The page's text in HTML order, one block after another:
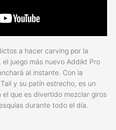
a hacer carving por la
juego más nuevo Addikt Pro
al instante. Con la
y su patín estrecho, es un
que es divertido mezclar giros
durante todo el día.